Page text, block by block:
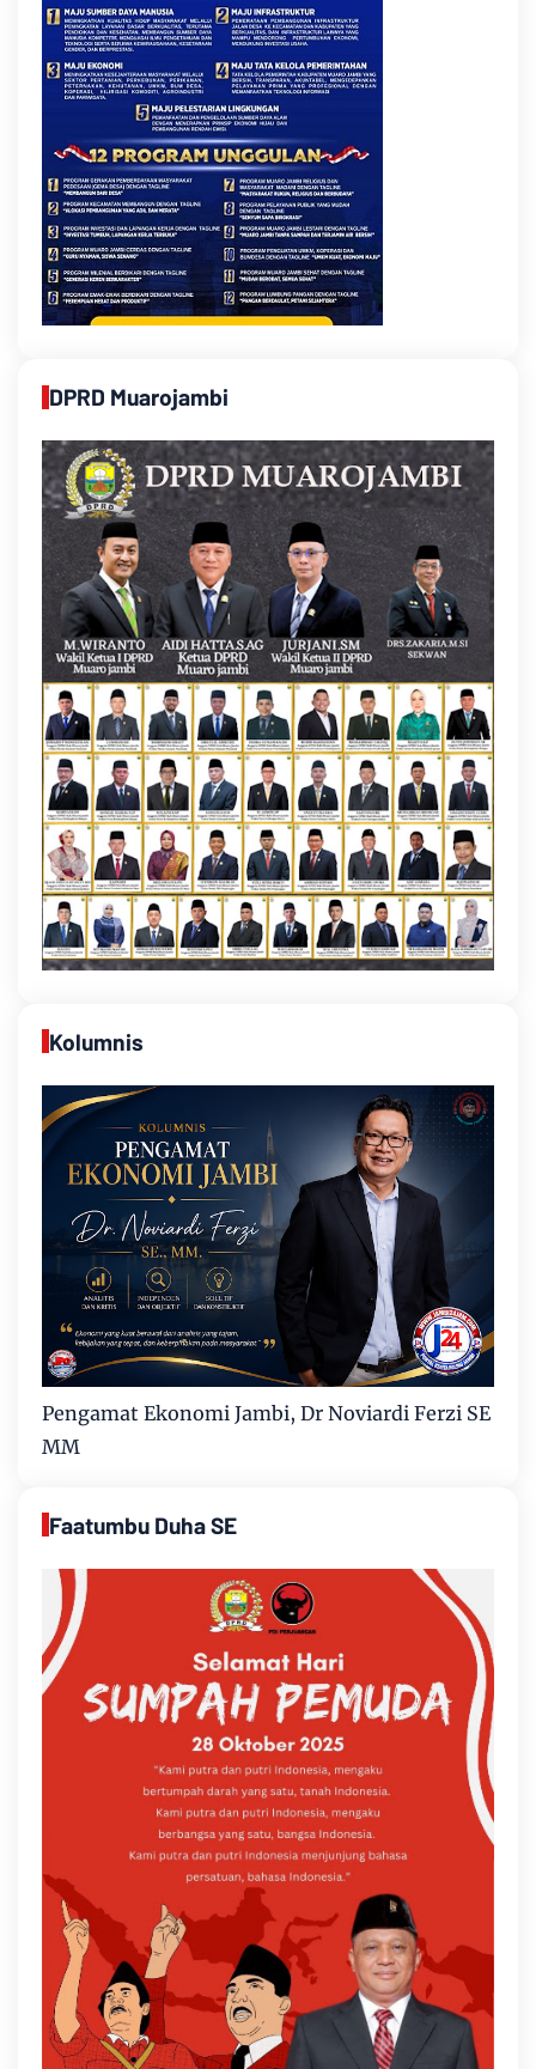
DPRD Muarojambi
Kolumnis
Pengamat Ekonomi Jambi, Dr Noviardi Ferzi SE
MM
Faatumbu Duha SE